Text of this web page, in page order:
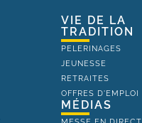
VIE DE LA
TRADITION
PELERINAGES
JEUNESSE
RETRAITES
OFFRES D'EMPLOI
MÉDIAS